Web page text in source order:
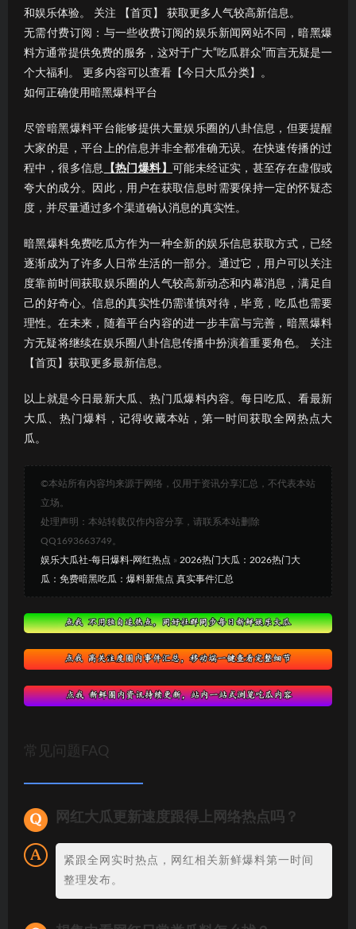
和娱乐体验。 关注 【首页】 获取更多人气较高新信息。
无需付费订阅：与一些收费订阅的娱乐新闻网站不同，暗黑爆
料方通常提供免费的服务，这对于广大“吃瓜群众”而言无疑是一
个大福利。 更多内容可以查看【今日大瓜分类】。
如何正确使用暗黑爆料平台
尽管暗黑爆料平台能够提供大量娱乐圈的八卦信息，但要提醒
大家的是，平台上的信息并非全都准确无误。在快速传播的过
程中，很多信息
【热门爆料】可能未经证实，甚至存在虚假或
夸大的成分。因此，用户在获取信息时需要保持一定的怀疑态
度，并尽量通过多个渠道确认消息的真实性。
暗黑爆料免费吃瓜方作为一种全新的娱乐信息获取方式，已经
逐渐成为了许多人日常生活的一部分。通过它，用户可以关注
度靠前时间获取娱乐圈的人气较高新动态和内幕消息，满足自
己的好奇心。信息的真实性仍需谨慎对待，毕竟，吃瓜也需要
理性。在未来，随着平台内容的进一步丰富与完善，暗黑爆料
方无疑将继续在娱乐圈八卦信息传播中扮演着重要角色。 关注
【首页】获取更多最新信息。
以上就是今日最新大瓜、热门瓜爆料内容。每日吃瓜、看最新
大瓜、热门爆料，记得收藏本站，第一时间获取全网热点大
瓜。
©本站所有内容均来源于网络，仅用于资讯分享汇总，不代表本站
立场。
处理声明：本站转载仅作内容分享，请联系本站删除
QQ1693663749。
娱乐大瓜社-每日爆料-网红热点 » 2026热门大瓜：2026热门大
瓜：免费暗黑吃瓜：爆料新焦点 真实事件汇总
常见问题FAQ
网红大瓜更新速度跟得上网络热点吗？
紧跟全网实时热点，网红相关新鲜爆料第一时间
整理发布。